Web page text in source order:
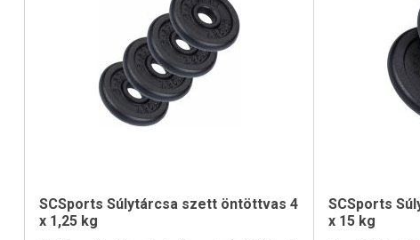
SCSports Súlytárcsa szett öntöttvas 4
x 1,25 kg
SCSports
x 15 kg